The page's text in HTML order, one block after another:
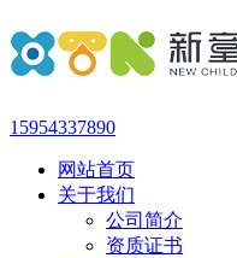
15954337890
网站首页
关于我们
公司简介
资质证书